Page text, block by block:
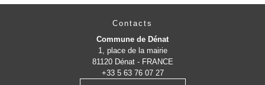
Contacts
Commune de Dénat
1, place de la mairie
81120 Dénat - FRANCE
+33 5 63 76 07 27